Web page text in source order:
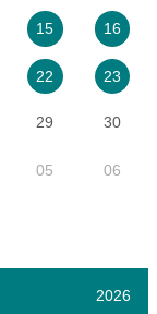
15 16
22 23
29 30
05 06
2026